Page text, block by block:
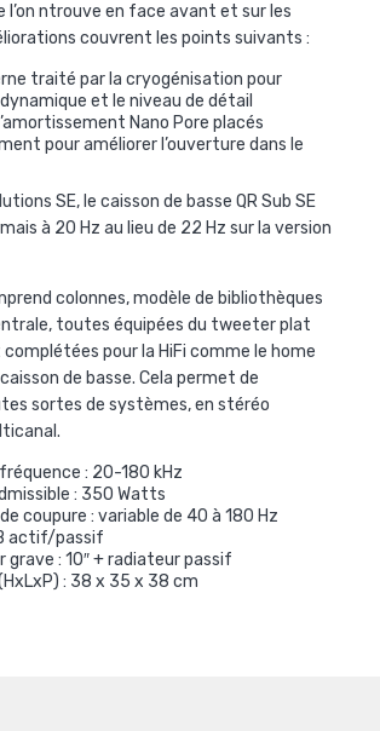
l’on ntrouve en face avant et sur les
couvrent les points suivants :
traité par la cryogénisation pour
et le niveau de détail
Nano Pore placés
pour améliorer l’ouverture dans le
SE, le caisson de basse QR Sub SE
à 20 Hz au lieu de 22 Hz sur la version
colonnes, modèle de bibliothèques
toutes équipées du tweeter plat
complétées pour la HiFi comme le home
de basse. Cela permet de
sortes de systèmes, en stéréo
: 20-180 kHz
: 350 Watts
coupure : variable de 40 à 180 Hz
actif/passif
grave : 10″ + radiateur passif
: 38 x 35 x 38 cm